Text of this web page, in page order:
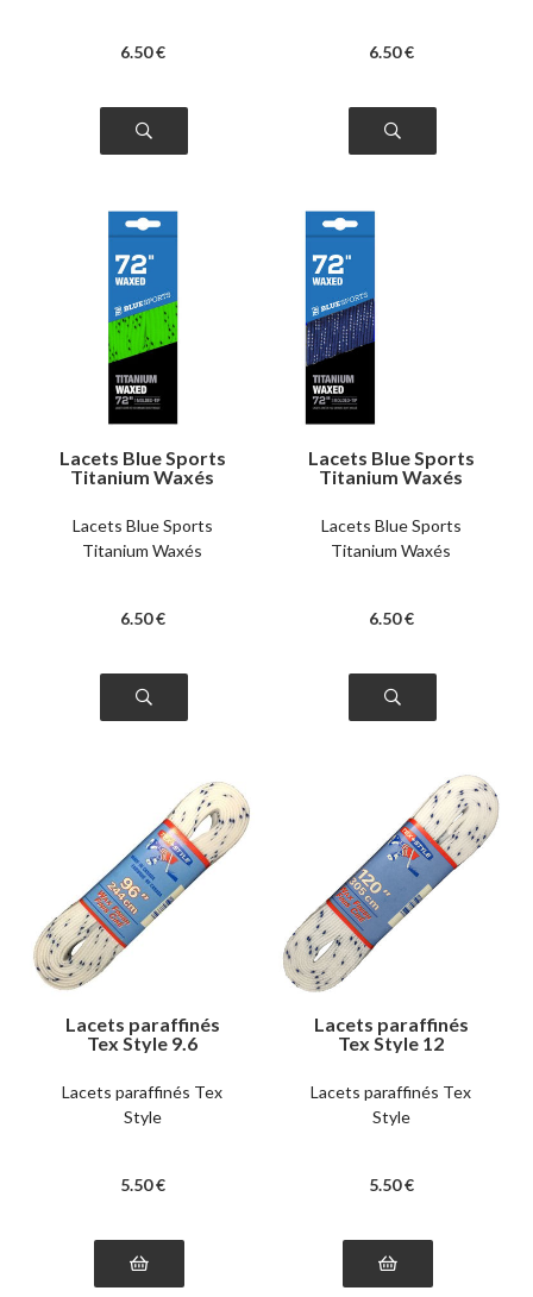
6.50 € 6.50 €
Lacets Blue Sports
Titanium Waxés
Lacets Blue Sports
Titanium Waxés
6.50 €
Lacets Blue Sports
Titanium Waxés
Lacets Blue Sports
Titanium Waxés
6.50 €
Lacets paraffinés
Tex Style 9.6
Lacets paraffinés Tex
Style
5.50 €
Lacets paraffinés
Tex Style 12
Lacets paraffinés Tex
Style
5.50 €